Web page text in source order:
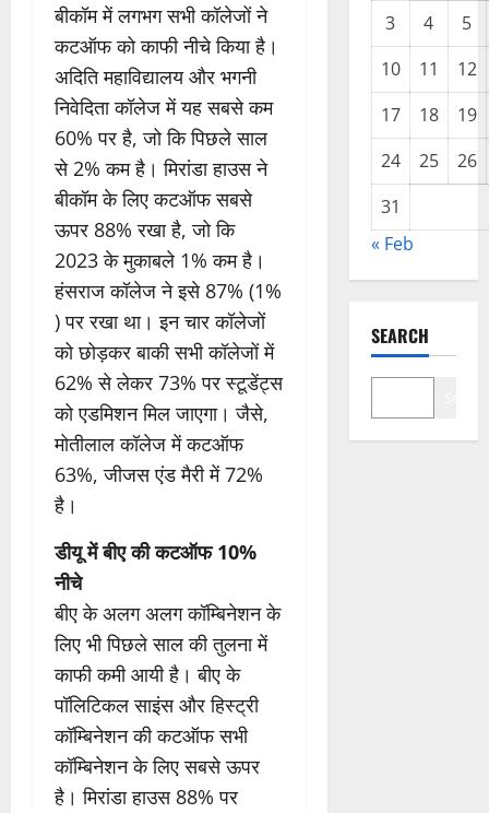
बीकॉम में लगभग सभी कॉलेजों ने
कटऑफ को काफी नीचे किया है।
अदिति महाविद्यालय और भगनी
निवेदिता कॉलेज में यह सबसे कम
60% पर है, जो कि पिछले साल
से 2% कम है। मिरांडा हाउस ने
बीकॉम के लिए कटऑफ सबसे
ऊपर 88% रखा है, जो कि
2023 के मुकाबले 1% कम है।
हंसराज कॉलेज ने इसे 87% (1%
) पर रखा था। इन चार कॉलेजों
को छोड़कर बाकी सभी कॉलेजों में
62% से लेकर 73% पर स्टूडेंट्स
को एडमिशन मिल जाएगा। जैसे,
मोतीलाल कॉलेज में कटऑफ
63%, जीजस एंड मैरी में 72%
है।
डीयू में बीए की कटऑफ 10%
नीचे
बीए के अलग अलग कॉम्बिनेशन के
लिए भी पिछले साल की तुलना में
काफी कमी आयी है। बीए के
पॉलिटिकल साइंस और हिस्ट्री
कॉम्बिनेशन की कटऑफ सभी
कॉम्बिनेशन के लिए सबसे ऊपर
है। मिरांडा हाउस 88% पर
3 4
5
10
11
12
17
18
19
24
25
26
31
« Feb
SEARCH